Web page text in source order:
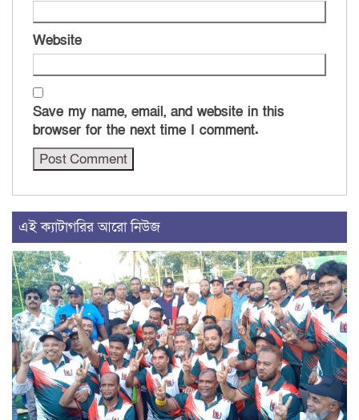
Website
Save my name, email, and website in this
browser for the next time I comment.
এই ক্যাটাগরির আরো নিউজ